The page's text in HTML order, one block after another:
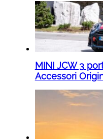
MINI JCW 3
Accessori